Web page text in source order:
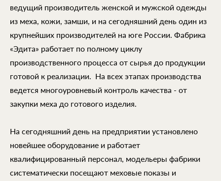
ведущий производитель женской и мужской одежды
из меха, кожи, замши, и на сегодняшний день один из
крупнейших производителей на юге России. Фабрика
«Эдита» работает по полному циклу
производственного процесса от сырья до продукции
готовой к реализации. На всех этапах производства
ведется многоуровневый контроль качества - от
закупки меха до готового изделия.
На сегодняшний день на предприятии установлено
новейшее оборудование и работает
квалифицированный персонал, модельеры фабрики
систематически посещают меховые показы и